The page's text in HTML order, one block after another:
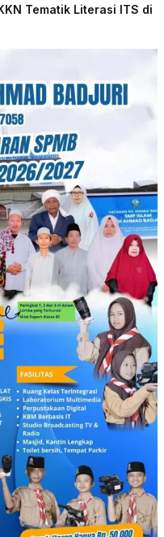
Tematik Literasi ITS di